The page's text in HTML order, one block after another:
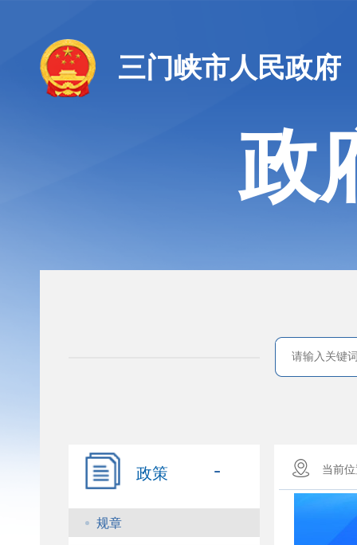
三门峡市人民政府
政
政策 -
规章
当前